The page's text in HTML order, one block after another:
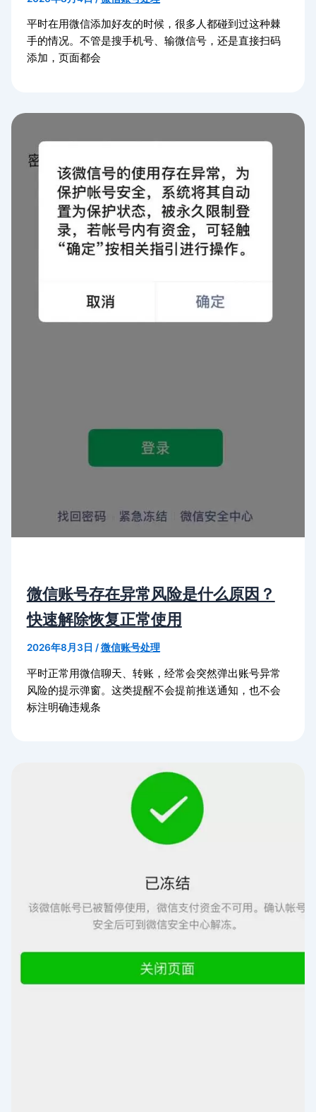
平时在用微信添加好友的时候，很多人都碰到过这种棘
手的情况。不管是搜手机号、输微信号，还是直接扫码
添加，页面都会
微信账号存在异常风险是什么原因？
快速解除恢复正常使用
2026年8月3日 /微信账号处理
平时正常用微信聊天、转账，经常会突然弹出账号异常
风险的提示弹窗。这类提醒不会提前推送通知，也不会
标注明确违规条